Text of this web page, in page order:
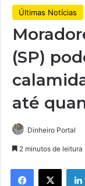
Últimas Notícias
(SP)
até
Dinheiro Portal
2 minutos de leitura
Facebook
X